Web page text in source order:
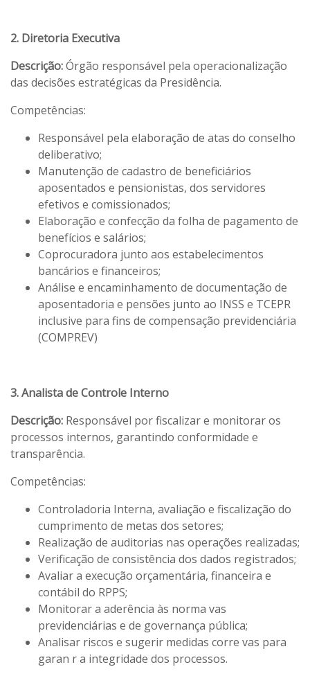
2. Diretoria Executiva
Descrição:Órgão responsável pela operacionalização
das decisões estratégicas da Presidência.
Competências:
Responsável pela elaboração de atas do conselho
deliberativo;
Manutenção de cadastro de beneficiários
aposentados e pensionistas, dos servidores
efetivos e comissionados;
Elaboração e confecção da folha de pagamento de
benefícios e salários;
Coprocuradora junto aos estabelecimentos
bancários e financeiros;
Análise e encaminhamento de documentação de
aposentadoria e pensões junto ao INSS e TCEPR
inclusive para fins de compensação previdenciária
(COMPREV)
3. Analista de Controle Interno
Descrição: Responsável por fiscalizar e monitorar os
processos internos, garantindo conformidade e
transparência.
Competências:
Controladoria Interna, avaliação e fiscalização do
cumprimento de metas dos setores;
Realização de auditorias nas operações realizadas;
Verificação de consistência dos dados registrados;
Avaliar a execução orçamentária, financeira e
contábil do RPPS;
Monitorar a aderência às norma vas
previdenciárias e de governança pública;
Analisar riscos e sugerir medidas corre vas para
garan r a integridade dos processos.